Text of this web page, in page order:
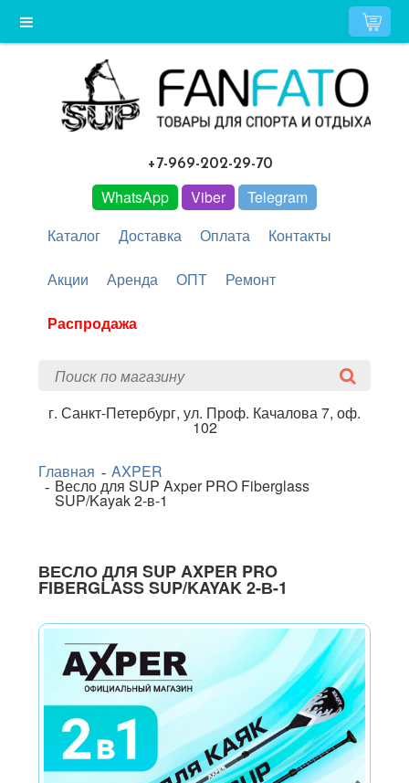
+7-969-202-29-70
WhatsApp Viber
Telegram
Каталог
Доставка Оплата Контакты
Акции Аренда ОПТ Ремонт
Распродажа
г. Санкт-Петербург, ул. Проф. Качалова 7, оф.
102
Главная AXPER
Весло для SUP Axper PRO Fiberglass
SUP/Kayak 2-в-1
ВЕСЛО ДЛЯ SUP AXPER PRO
FIBERGLASS SUP/KAYAK 2-В-1